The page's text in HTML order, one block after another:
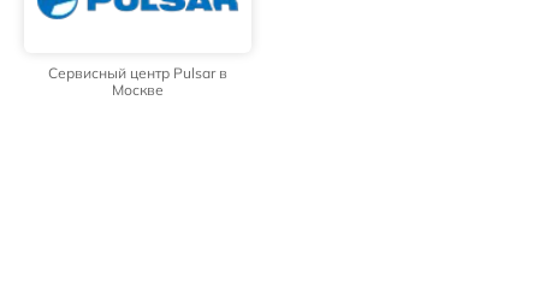
Сервисный центр Pulsar в
Москве